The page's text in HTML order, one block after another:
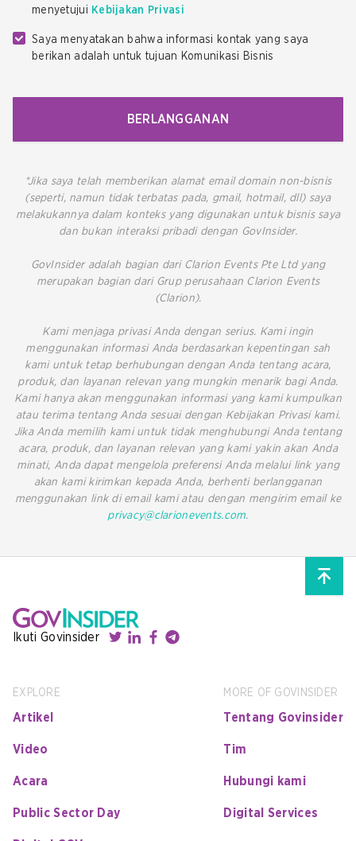
menyetujui Kebijakan Privasi
Saya menyatakan bahwa informasi kontak yang saya
berikan adalah untuk tujuan Komunikasi Bisnis
BERLANGGANAN
*Jika saya telah memberikan alamat email domain non-bisnis
(seperti, namun tidak terbatas pada, gmail, hotmail, dll) saya
melakukannya dalam konteks yang digunakan untuk bisnis saya
dan bukan interaksi pribadi dengan GovInsider.
GovInsider adalah bagian dari Clarion Events Pte Ltd yang
merupakan bagian dari Grup perusahaan Clarion Events
(Clarion).
Kami menjaga privasi Anda dengan serius. Kami ingin
menggunakan informasi Anda berdasarkan kepentingan sah
kami untuk tetap berhubungan dengan Anda tentang acara,
produk, dan layanan relevan yang mungkin menarik bagi Anda.
Kami hanya akan menggunakan informasi yang kami kumpulkan
atau terima tentang Anda sesuai dengan Kebijakan Privasi kami.
Jika Anda memilih kami untuk tidak menghubungi Anda tentang
acara, produk, dan layanan relevan yang kami yakin akan Anda
minati, Anda dapat mengelola preferensi Anda melalui link yang
akan kami kirimkan kepada Anda, berhenti berlangganan
menggunakan link di email kami atau dengan mengirim email ke
privacy@clarionevents.com.
Ikuti Govinsider
EXPLORE
Artikel
Video
Acara
Public Sector Day
MORE OF GOVINSIDER
Tentang Govinsider
Tim
Hubungi kami
Digital Services